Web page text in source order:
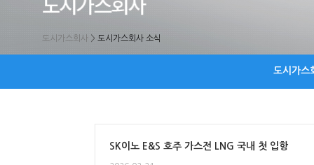
도시가스회사 > 도시가스회사 소식
도시가스
SK이노 E&S 호주 가스전 LNG 국내 첫 입항